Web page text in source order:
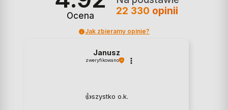
Ocena
22 330 opinii
Jak zbieramy opinie?
Janusz
zweryfikowano
👍️szystko o.k.